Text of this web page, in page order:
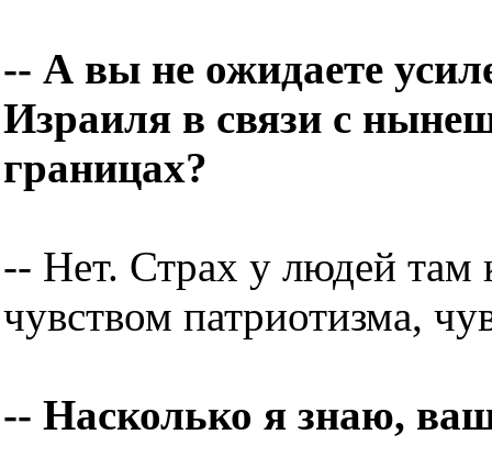
-- А вы не ожидаете
Израиля в связи с
границах?
-- Нет. Страх у людей там
чувством патриотизма,
-- Насколько я знаю,